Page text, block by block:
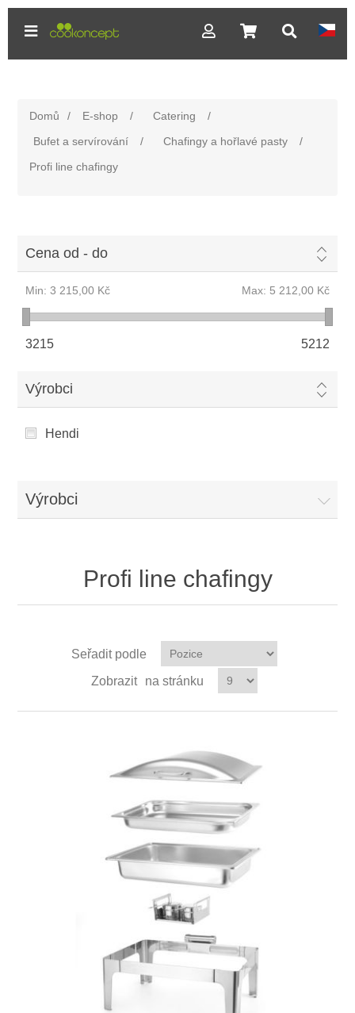
Domů / E-shop / Catering
/
Bufet a servírování
/ Chafingy a hořlavé pasty
/
Profi line chafingy
Cena od - do
Min: 3 215,00 Kč Max: 5 212,00 Kč
3215 5212
Výrobci
Hendi
Výrobci
Profi line chafingy
Seřadit podle
Zobrazit
na stránku